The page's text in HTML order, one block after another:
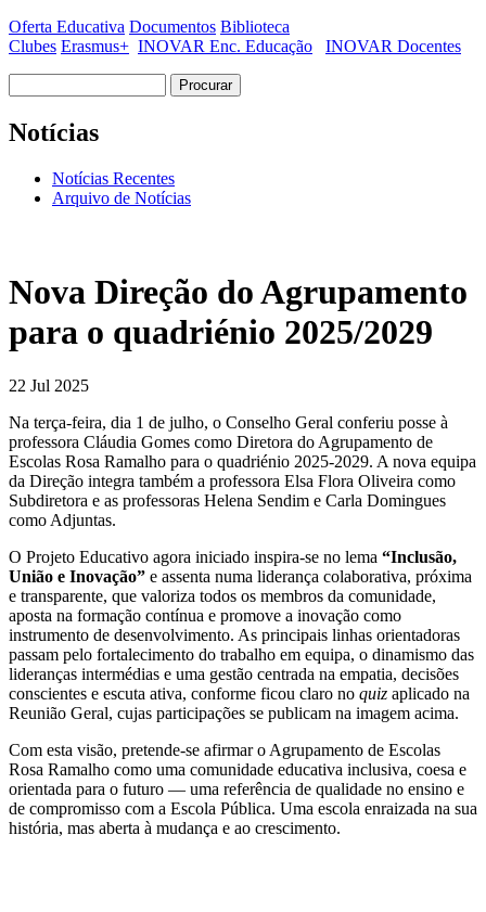
Oferta Educativa Documentos Biblioteca
Clubes Erasmus+ INOVAR Enc. Educação INOVAR Docentes
Notícias
Notícias Recentes
Arquivo de Notícias
Nova Direção do Agrupamento
para o quadriénio 2025/2029
22 Jul 2025
Na terça-feira, dia 1 de julho, o Conselho Geral conferiu posse à
professora Cláudia Gomes como Diretora do Agrupamento de
Escolas Rosa Ramalho para o quadriénio 2025-2029. A nova equipa
da Direção integra também a professora Elsa Flora Oliveira como
Subdiretora e as professoras Helena Sendim e Carla Domingues
como Adjuntas.
O Projeto Educativo agora iniciado inspira-se no lema “Inclusão,
União e Inovação” e assenta numa liderança colaborativa, próxima
e transparente, que valoriza todos os membros da comunidade,
aposta na formação contínua e promove a inovação como
instrumento de desenvolvimento. As principais linhas orientadoras
passam pelo fortalecimento do trabalho em equipa, o dinamismo das
lideranças intermédias e uma gestão centrada na empatia, decisões
conscientes e escuta ativa, conforme ficou claro no quiz aplicado na
Reunião Geral, cujas participações se publicam na imagem acima.
Com esta visão, pretende-se afirmar o Agrupamento de Escolas
Rosa Ramalho como uma comunidade educativa inclusiva, coesa e
orientada para o futuro — uma referência de qualidade no ensino e
de compromisso com a Escola Pública. Uma escola enraizada na sua
história, mas aberta à mudança e ao crescimento.